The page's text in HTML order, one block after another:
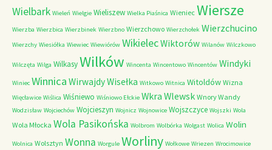
Wielbark Wieleń Wielgie Wieliszew Wielka Piaśnica Wieniec Wiersze
Wierzba Wierzbica Wierzbinek Wierzbno Wierzchowo Wierzchołek Wierzchucino
Wierzchy Wiesiółka Wiewiec Wiewiórów WikielecWiktorów Wilanów Wilczkowo
Wilczęta Wilga WilkasyWilków Wincenta Wincentowo Wincentów Windyki
Winiec Winnica WirwajdyWisełka Witkowo Witnica Witoldów Wizna
Więcławice Wiślica Wiśniewo Wiśniowo Ełckie Wkra Wlewsk Wnory Wandy
Wodzisław Wojciechów Wojcieszyn Wojnicz Wojnowice Wojszczyce Wojszki Wola
Wola Młocka Wola Pasikońska Wolbrom Wolbórka Wolgast Wolica Wolin
Wolnica Wolsztyn Wonna Worgule Worliny Wołkowe Wriezen Wrocimowice